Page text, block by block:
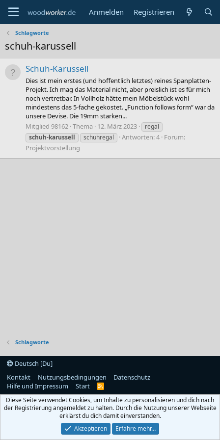
Anmelden Registrieren
Schlagworte
schuh-karussell
Schuh-Karussell
Dies ist mein erstes (und hoffentlich letztes) reines Spanplatten-
Projekt. Ich mag das Material nicht, aber preislich ist es für mich
noch vertretbar. In Vollholz hätte mein Möbelstück wohl
mindestens das 5-fache gekostet. „Function follows form“ war da
unsere Devise. Die 19mm starken...
Mitglied 98162 Thema 12. März 2023
regal
schuh-karussell
schuhregal Antworten: 4 Forum:
Projektvorstellung
Schlagworte
Deutsch [Du]
Kontakt
Nutzungsbedingungen
Datenschutz
Hilfe und Impressum
Start
R
S
Diese Seite verwendet Cookies, um Inhalte zu personalisieren und dich nach
der Registrierung angemeldet zu halten. Durch die Nutzung unserer Webseite
erklärst du dich damit einverstanden.
Akzeptieren
Erfahre mehr…